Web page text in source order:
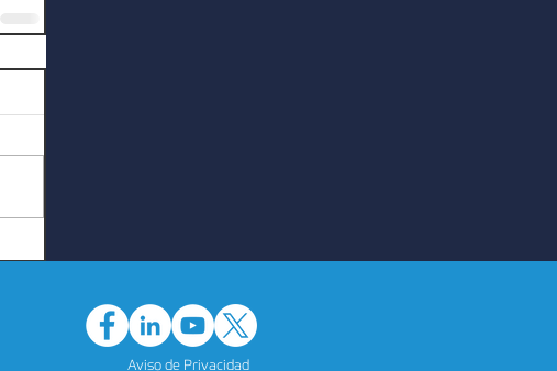
Aviso de Privacidad